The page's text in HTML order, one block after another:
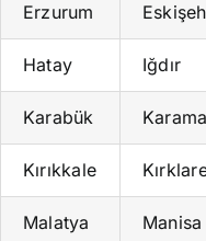
Erzurum
Hatay Iğdır
Karabük
Kırıkkale
Malatya Manisa